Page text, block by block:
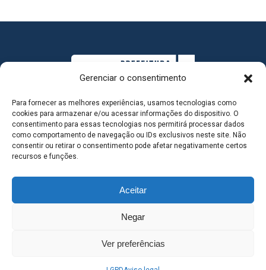
Gerenciar o consentimento
Para fornecer as melhores experiências, usamos tecnologias como
cookies para armazenar e/ou acessar informações do dispositivo. O
consentimento para essas tecnologias nos permitirá processar dados
como comportamento de navegação ou IDs exclusivos neste site. Não
consentir ou retirar o consentimento pode afetar negativamente certos
recursos e funções.
Aceitar
Negar
Ver preferências
MAPA DO SITE
SEDE DO ADMINISTRATIVO MUNICIPAL - Avenida